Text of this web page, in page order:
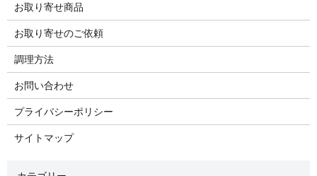
お取り寄せ商品
お取り寄せのご依頼
調理方法
お問い合わせ
プライバシーポリシー
サイトマップ